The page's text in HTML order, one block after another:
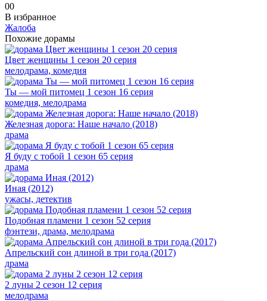
00
В избранное
Жалоба
Похожие дорамы
Цвет женщины 1 сезон 20 серия
мелодрама, комедия
Ты — мой питомец 1 сезон 16 серия
комедия, мелодрама
Железная дорога: Наше начало (2018)
драма
Я буду с тобой 1 сезон 65 серия
драма
Иная (2012)
ужасы, детектив
Подобная пламени 1 сезон 52 серия
фэнтези, драма, мелодрама
Апрельский сон длиной в три года (2017)
драма
2 луны 2 сезон 12 серия
мелодрама